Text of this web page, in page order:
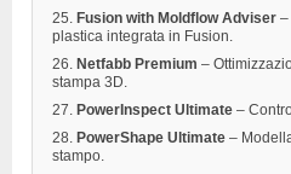
25. Fusion with Moldflow Adviser –
plastica integrata in Fusion.
26. Netfabb Premium –
stampa 3D.
27. PowerInspect Ultimate –
28. PowerShape Ultimate –
stampo.